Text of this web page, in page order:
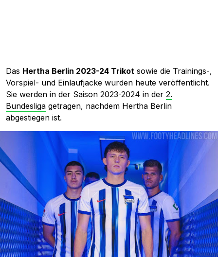
Das Hertha Berlin 2023-24 Trikot sowie die Trainings-,
Vorspiel- und Einlaufjacke wurden heute veröffentlicht.
Sie werden in der Saison 2023-2024 in der 2.
Bundesliga getragen, nachdem Hertha Berlin
abgestiegen ist.